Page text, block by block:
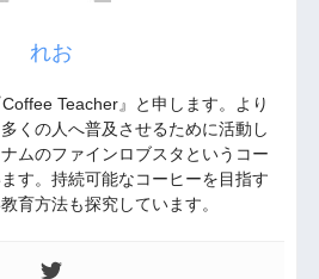
れお
Teacher』と申します。より
くの人へ普及させるために活動し
ムのファインロブスタというコー
す。持続可能なコーヒーを目指す
育方法も探究しています。